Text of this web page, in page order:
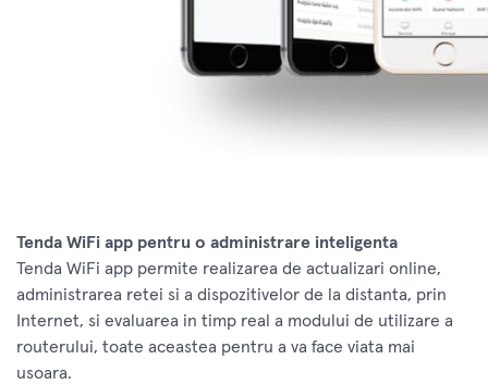
Tenda WiFi app pentru o administrare inteligenta
Tenda WiFi app permite realizarea de actualizari online,
administrarea retei si a dispozitivelor de la distanta, prin
Internet, si evaluarea in timp real a modului de utilizare a
routerului, toate aceastea pentru a va face viata mai
usoara.